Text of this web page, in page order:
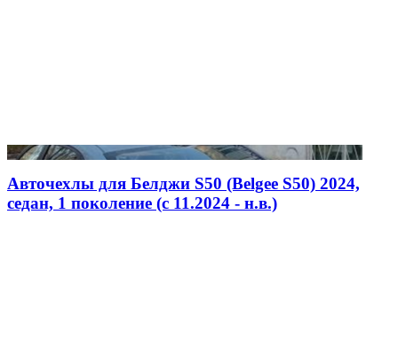
Авточехлы для Белджи S50 (Belgee S50) 2024,
седан, 1 поколение (c 11.2024 - н.в.)